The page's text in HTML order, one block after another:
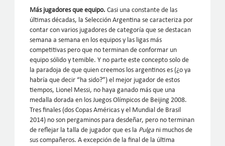
Más jugadores que equipo. Casi una constante de las
últimas décadas, la Selección Argentina se caracteriza por
contar con varios jugadores de categoría que se destacan
semana a semana en los equipos y las ligas más
competitivas pero que no terminan de conformar un
equipo sólido y temible. Y no parte este concepto solo de
la paradoja de que quien creemos los argentinos es (¿o ya
habría que decir “ha sido?”) el mejor jugador de estos
tiempos, Lionel Messi, no haya ganado más que una
medalla dorada en los Juegos Olímpicos de Beijing 2008.
Tres finales (dos Copas Américas y el Mundial de Brasil
2014) no son pergaminos para desdeñar, pero no terminan
de reflejar la talla de jugador que es la Pulga ni muchos de
sus compañeros. A excepción de la final de la última